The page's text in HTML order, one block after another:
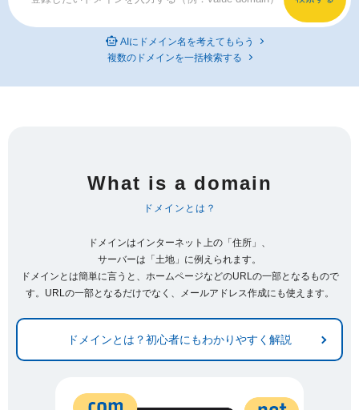
AIにドメイン名を考えてもらう
複数のドメインを一括検索する
What is a domain
ドメインとは？
ドメインはインターネット上の「住所」、
サーバーは「土地」に例えられます。
ドメインとは簡単に言うと、ホームページなどのURLの一部となるもので
す。URLの一部となるだけでなく、メールアドレス作成にも使えます。
ドメインとは？初心者にもわかりやすく解説